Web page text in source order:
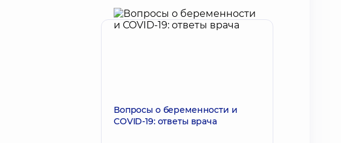
Вопросы о беременности и
COVID-19: ответы врача